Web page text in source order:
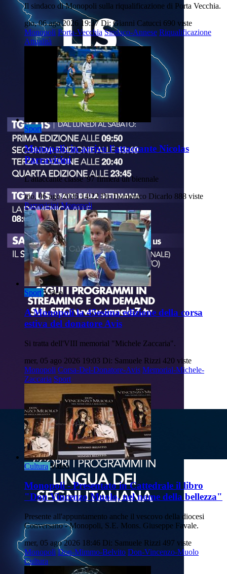
Il sindaco di Monopoli sulla riqualificazione di Porta Vecchia.
gio, 06 ago 2026 19:37 Di: Gianni Catucci 690 viste
Monopoli Porta-Vecchia Sindaco-Annese Riqualificazione
Attualità
Sport
Monopoli: in arrivo l'attaccante Nicolas
Parravicini
L'attaccante classe '97 firmerà un biennale
gio, 06 ago 2026 14:22 Di: Domenico Dicarlo 888 viste
Parravicini Monopoli
Sport Video
A Monopoli la 45esima edizione della corsa
estiva del donatore Avis
Si tratta dell'VIII memorial "Michele Zaccaria".
mer, 05 ago 2026 19:03 Di: Samuele Rizzi 420 viste
Monopoli Corsa-Del-Donatore-Avis Memorial-Michele-
Zaccaria Sport
Cultura Video
Monopoli - Presentato in Cattedrale il libro
"Don Vincenzo Muolo, nel nome della bellezza"
Presente all'appuntamento anche il vescovo della diocesi
Conversano - Monopoli, S.E. Mons. Giuseppe Favale.
mer, 05 ago 2026 18:46 Di: Samuele Rizzi 497 viste
Monopoli Don-Mimmo-Belvito Don-Vincenzo-Muolo
Cultura